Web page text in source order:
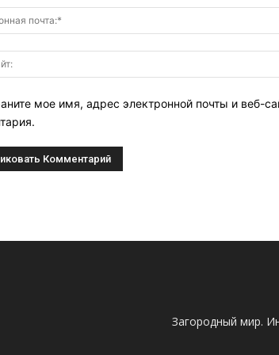
мое имя, адрес электронной почты и веб-
Загородный мир.